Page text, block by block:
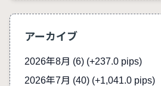
アーカイブ
2026年8月 (6) (+237.0 pips)
2026年7月 (40) (+1,041.0 pips)